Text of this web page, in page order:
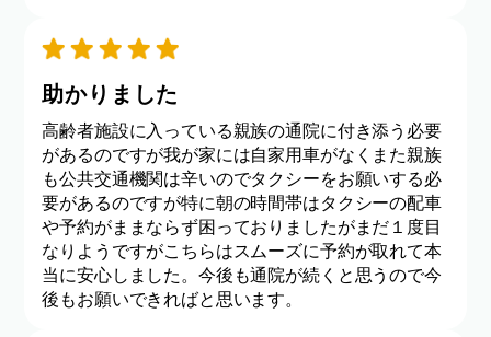
助かりました
高齢者施設に入っている親族の通院に付き添う必要
があるのですが我が家には自家用車がなくまた親族
も公共交通機関は辛いのでタクシーをお願いする必
要があるのですが特に朝の時間帯はタクシーの配車
や予約がままならず困っておりましたがまだ１度目
なりようですがこちらはスムーズに予約が取れて本
当に安心しました。今後も通院が続くと思うので今
後もお願いできればと思います。